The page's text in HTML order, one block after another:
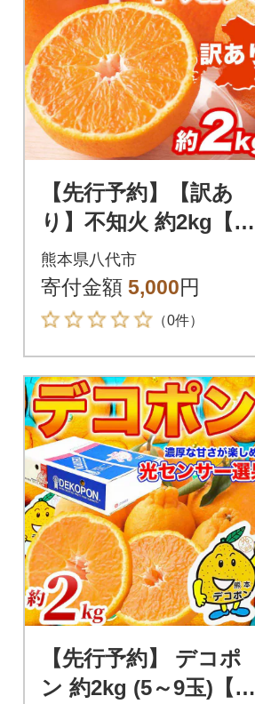
【先行予約】【訳あ
り】不知火 約2kg【20
27年1月中旬より順次
発送】_232-6723
熊本県八代市
寄付金額 5,000円
（0件）
【先行予約】 デコポ
ン 約2kg (5～9玉)【20